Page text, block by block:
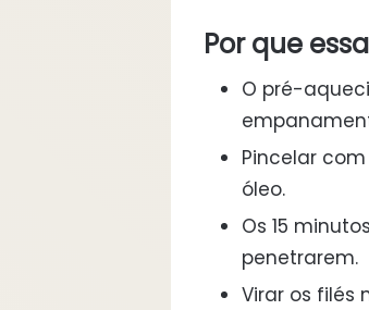
Por que
O pré-
Pincelar
óleo.
Os 15
penetrarem.
Virar os filés